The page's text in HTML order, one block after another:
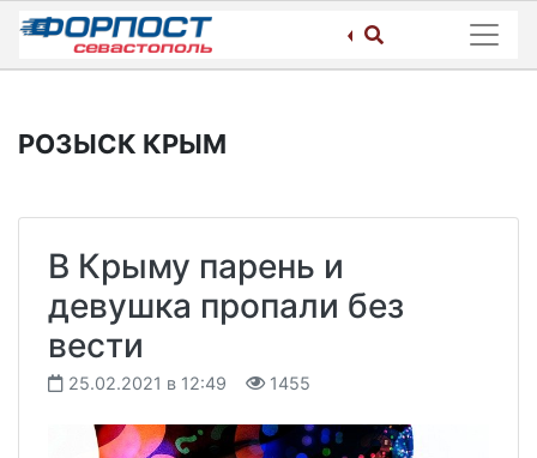
Skip
content
РОЗЫСК КРЫМ
В Крыму парень и
девушка пропали без
вести
25.02.2021 в 12:49 1455